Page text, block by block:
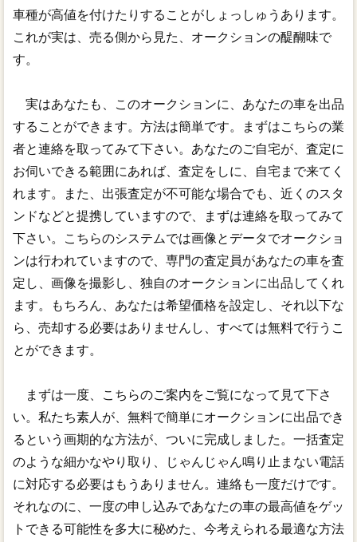
車種が高値を付けたりすることがしょっしゅうあります。
これが実は、売る側から見た、オークションの醍醐味で
す。
実はあなたも、このオークションに、あなたの車を出品
することができます。方法は簡単です。まずはこちらの業
者と連絡を取ってみて下さい。あなたのご自宅が、査定に
お伺いできる範囲にあれば、査定をしに、自宅まで来てく
れます。また、出張査定が不可能な場合でも、近くのスタ
ンドなどと提携していますので、まずは連絡を取ってみて
下さい。こちらのシステムでは画像とデータでオークショ
ンは行われていますので、専門の査定員があなたの車を査
定し、画像を撮影し、独自のオークションに出品してくれ
ます。もちろん、あなたは希望価格を設定し、それ以下な
ら、売却する必要はありませんし、すべては無料で行うこ
とができます。
まずは一度、こちらのご案内をご覧になって見て下さ
い。私たち素人が、無料で簡単にオークションに出品でき
るという画期的な方法が、ついに完成しました。一括査定
のような細かなやり取り、じゃんじゃん鳴り止まない電話
に対応する必要はもうありません。連絡も一度だけです。
それなのに、一度の申し込みであなたの車の最高値をゲッ
トできる可能性を多大に秘めた、今考えられる最適な方法